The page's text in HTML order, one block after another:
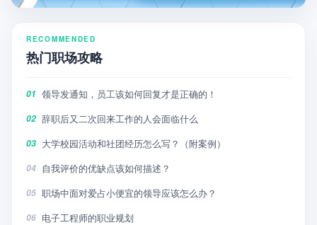
RECOMMENDED
热门职场攻略
01 领导发通知，员工该如何回复才是正确的！
02 辞职后又二次回来工作的人会面临什么
03 大学校园活动和社团经历怎么写？（附案例）
04 自我评价的优缺点该如何描述？
05 职场中面对爱占小便宜的领导应该怎么办？
06 电子工程师的职业规划